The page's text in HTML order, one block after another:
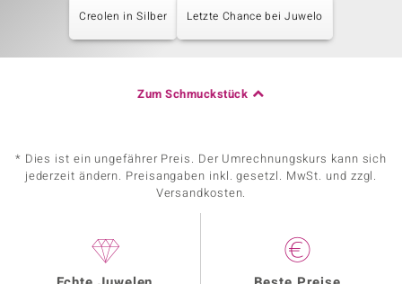
Creolen in Silber Letzte Chance bei Juwelo
Zum Schmuckstück
* Dies ist ein ungefährer Preis. Der Umrechnungskurs kann sich
jederzeit ändern. Preisangaben inkl. gesetzl. MwSt. und zzgl.
Versandkosten.